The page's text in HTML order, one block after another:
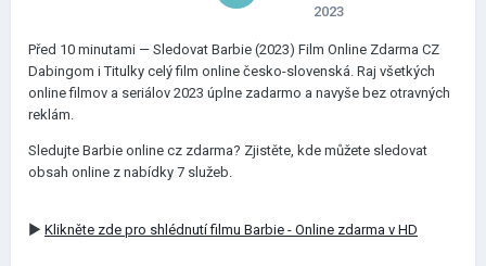
2023
Před 10 minutami — Sledovat Barbie (2023) Film Online Zdarma CZ
Dabingom i Titulky celý film online česko-slovenská. Raj všetkých
online filmov a seriálov 2023 úplne zadarmo a navyše bez otravných
reklám.
Sledujte Barbie online cz zdarma? Zjistěte, kde můžete sledovat
obsah online z nabídky 7 služeb.
► Klikněte zde pro shlédnutí filmu Barbie - Online zdarma v HD